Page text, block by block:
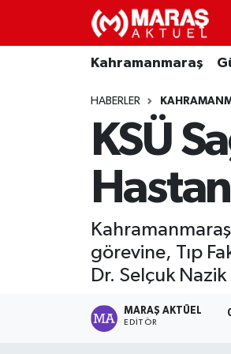
Kahramanmaraş
HABERLER
KSÜ
görevine, Tıp
Dr. Selçuk Nazik
MARAŞ AKTÜEL
EDITÖR
Kahramanmaraş
Gündem
Nöbetçi Eczaneler
Hava Durumu
Namaz Vakitleri
Trafik Durumu
TFF 3.Lig 4.Grup Puan
Tüm Manşetler